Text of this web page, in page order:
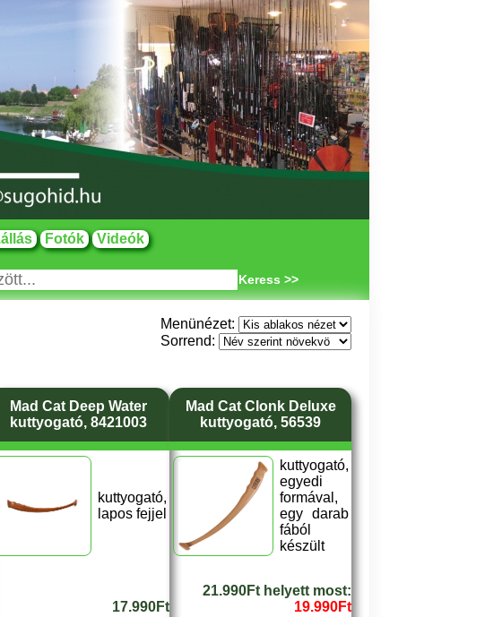
Fotók Videók
Keress >>
Menünézet:
Sorrend:
Mad Cat Deep Water
kuttyogató, 8421003
kuttyogató,
lapos fejjel
17.990Ft
Mad Cat Clonk Deluxe
kuttyogató, 56539
kuttyogató,
egyedi
formával,
egy darab
fából
készült
21.990Ft helyett most:
19.990Ft